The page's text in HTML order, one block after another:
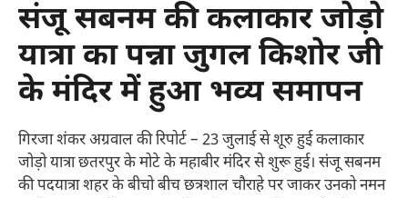
संजू सबनम की कलाकार जोड़ो
यात्रा का पन्ना जुगल किशोर जी
के मंदिर में हुआ भव्य समापन
गिरजा शंकर अग्रवाल की रिपोर्ट – 23 जुलाई से शूरु हुई कलाकार
जोड़ो यात्रा छतरपुर के मोटे के महाबीर मंदिर से शुरू हुई। संजू सबनम
की पदयात्रा शहर के बीचो बीच छत्रशाल चौराहे पर जाकर उनको नमन